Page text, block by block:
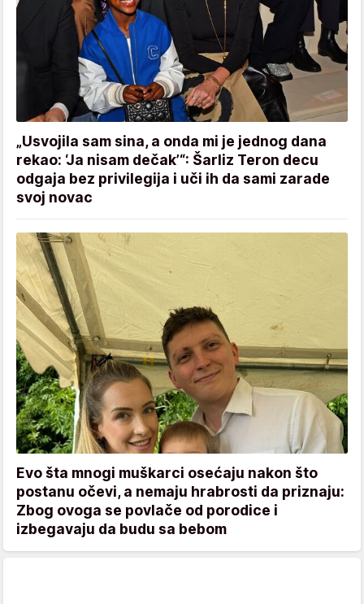
„Usvojila sam sina, a onda mi je jednog dana
rekao: ‘Ja nisam dečak’“: Šarliz Teron decu
odgaja bez privilegija i uči ih da sami zarade
svoj novac
Evo šta mnogi muškarci osećaju nakon što
postanu očevi, a nemaju hrabrosti da priznaju:
Zbog ovoga se povlače od porodice i
izbegavaju da budu sa bebom